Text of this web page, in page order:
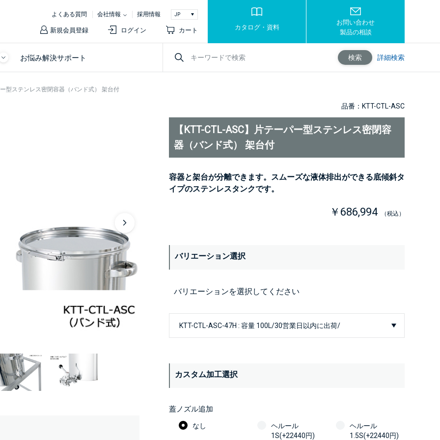
よくある質問 会社情報 採用情報
新規会員登録 ログイン カート カタログ・資料
お問い合わせ
製品の相談
お悩み解決サポート 検索 詳細検索
型ステンレス密閉容器（バンド式） 架台付
品番：KTT-CTL-ASC
【KTT-CTL-ASC】片テーパー型ステンレス密閉容
器（バンド式） 架台付
容器と架台が分離できます。スムーズな液体排出ができる底傾斜タ
イプのステンレスタンクです。
￥686,994 （税込）
バリエーション選択
バリエーションを選択してください
カスタム加工選択
蓋ノズル追加
なし
ヘルール
1S(+22440円)
ヘルール
1.5S(+22440円)